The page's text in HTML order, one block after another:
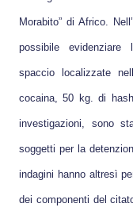
Morabito” di Africo.
possibile evidenziare
spaccio localizzate
cocaina, 50 kg. di
investigazioni, sono
soggetti per la
indagini hanno altresì
dei componenti del